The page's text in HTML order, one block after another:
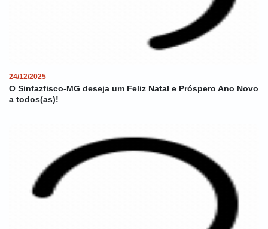
24/12/2025
O Sinfazfisco-MG deseja um Feliz Natal e Próspero Ano Novo
a todos(as)!